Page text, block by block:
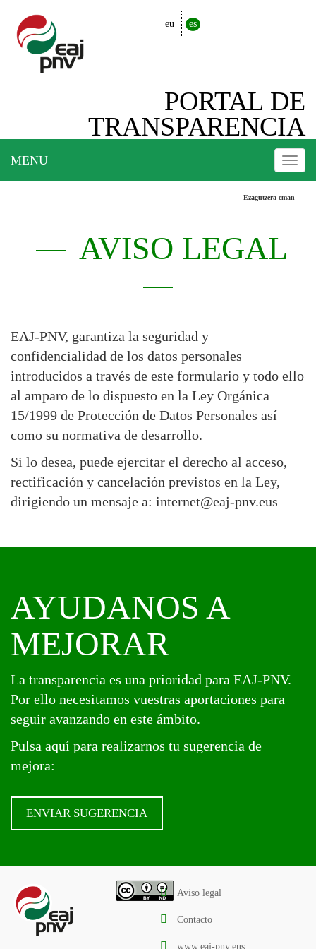
eu es
PORTAL DE
TRANSPARENCIA
MENU
Ezagutzera eman
AVISO LEGAL
EAJ-PNV, garantiza la seguridad y
confidencialidad de los datos personales
introducidos a través de este formulario y todo ello
al amparo de lo dispuesto en la Ley Orgánica
15/1999 de Protección de Datos Personales así
como su normativa de desarrollo.
Si lo desea, puede ejercitar el derecho al acceso,
rectificación y cancelación previstos en la Ley,
dirigiendo un mensaje a: internet@eaj-pnv.eus
AYUDANOS A
MEJORAR
La transparencia es una prioridad para EAJ-PNV.
Por ello necesitamos vuestras aportaciones para
seguir avanzando en este ámbito.
Pulsa aquí para realizarnos tu sugerencia de
mejora:
ENVIAR SUGERENCIA
Aviso legal
Contacto
www.eaj-pnv.eus